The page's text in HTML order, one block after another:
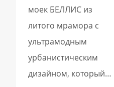
моек БЕЛЛИС из
литого мрамора с
ультрамодным
урбанистическим
дизайном, который…